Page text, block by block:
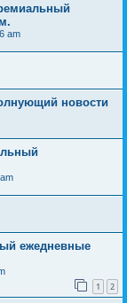
am
новости
ежедневные
1 2